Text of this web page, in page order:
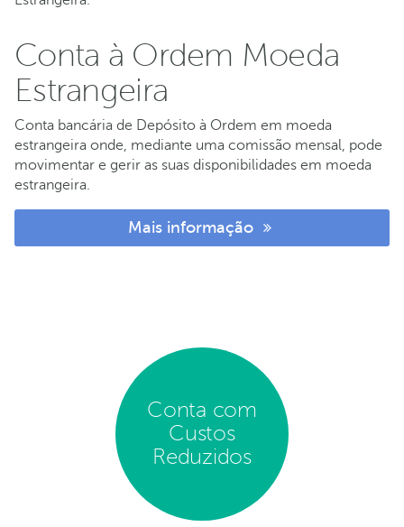
Conta à Ordem Moeda
Estrangeira
Conta bancária de Depósito à Ordem em moeda
estrangeira onde, mediante uma comissão mensal, pode
movimentar e gerir as suas disponibilidades em moeda
estrangeira.
Mais informação
Conta com
Custos
Reduzidos